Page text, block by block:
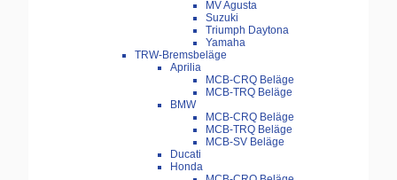
MV Agusta
Suzuki
Triumph Daytona
Yamaha
TRW-Bremsbeläge
Aprilia
MCB-CRQ Beläge
MCB-TRQ Beläge
BMW
MCB-CRQ Beläge
MCB-TRQ Beläge
MCB-SV Beläge
Ducati
Honda